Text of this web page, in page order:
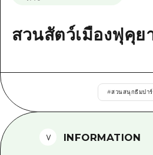
มาตรฐาน
การรักษา
ธรรมชาติ
จังหวัดเอฮิเมะ
ตั๋วเที่ยวคุ้มค่าตั๋ว
ฮิโรชิม่า ฟรี
สวนสัตว์เมืองฟุคุย
#สวนสนุกธีมปา
INFORMATION